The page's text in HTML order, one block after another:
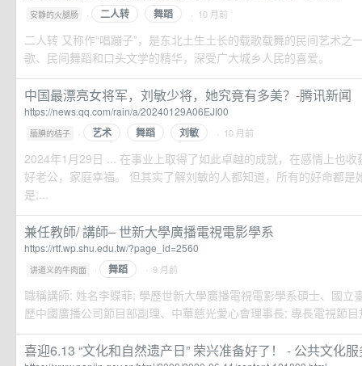
安静的火腿肠 · 二人转 舞蹈 · 10 月前
二人转 又称作“唱蹦子”，是东北土生土长的载歌载舞的民间艺术之
歌、民间舞蹈和口头文学的精华，深受广大城乡人民的喜爱。
中国最漂亮女将军，刘敏少将，她究竟有多美？-腾讯新闻
https://news.qq.com/rain/a/20240129A06EJI00
腼腆的桔子 · 艺术 舞蹈 刘敏 · 10 月前
2024年1月29日 ... 在事业上取得了如此卓越的成就，在感情上也
好老公，家庭幸福。 但其实了解刘敏的人都知道，所有的好命都是
是;...
兼任教師/ 講師– 世新大學廣播電視電影學系
https://rtf.wp.shu.edu.tw/?page_id=2560
讲道义的牛肉面 · 舞蹈 · 9 月前
職稱講師; 姓名李蝶菲; 學歷世新大學廣播電視電影學系碩士、國立
歷中國廣播公司節目部副理、中華慈光愛心會理事長; 專長電視節
喜迎6.13 “文化和自然遗产日” 荣兴准备好了！ - 公共文化